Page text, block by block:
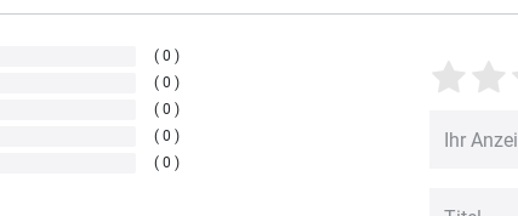
0
0
0
0
0